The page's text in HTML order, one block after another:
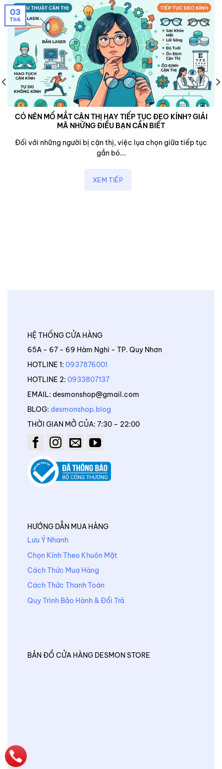
CÓ NÊN MỔ MẮT CẬN THỊ HAY TIẾP TỤC ĐEO KÍNH? GIẢI
MÃ NHỮNG ĐIỀU BẠN CẦN BIẾT
Đối với những người bị cận thị, việc lụa chọn giữa tiếp tục
gắn bó...
XEM TIẾP
03
Th6
HỆ THỐNG CỬA HÀNG
65A - 67 - 69 Hàm Nghi - TP. Quy Nhơn
HOTLINE 1: 0937876001
HOTLINE 2: 0933807137
EMAIL: desmonshop@gmail.com
BLOG: desmonshop.blog
THỜI GIAN MỞ CỦA: 7:30 – 22:00
HƯỚNG DẪN MUA HÀNG
Lưu Ý Nhanh
Chọn Kính Theo Khuôn Mặt
Cách Thức Mua Hàng
Cách Thức Thanh Toán
Quy Trình Bảo Hành & Đổi Trả
BẢN ĐỒ CỬA HÀNG DESMON STORE